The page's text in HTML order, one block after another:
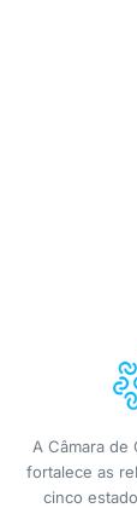
A Câmara de
fortalece as
cinco